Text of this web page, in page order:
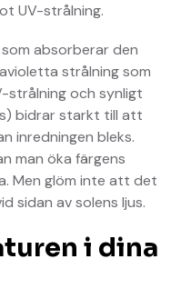
UV-strålning.
absorberar den
strålning som
strålning och synligt
bidrar starkt till att
inredningen bleks.
man öka färgens
Men glöm inte att det
sidan av solens ljus.
i dina